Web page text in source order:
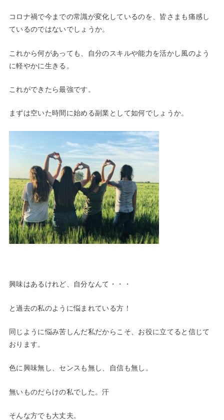
コロナ禍で今までの常識が変化しているのを、皆さまも痛感し
ているのではないでしょうか。
これから何があっても、自分のスキルや能力を活かし風のよう
に軽やかに生きる。
これができたら最強です。
まずは空いた時間に始める副業として如何でしょうか。
興味はあるけれど、自分なんて・・・
と過去の私のように悩まれている方！
同じように悩み苦しんだ私だからこそ、お役に立てると信じて
おります。
色に興味無し、センスも無し、自信も無し。
無いものだらけの私でした。汗
そんな方でも大丈夫。